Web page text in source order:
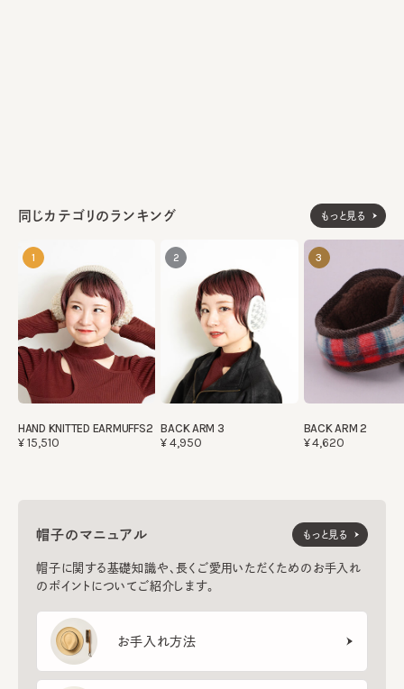
同じカテゴリのランキング もっと見る
1
HAND KNITTED EARMUFFS2
¥15,510
2
BACK ARM 3
¥4,950
3
BACK ARM 2
¥4,620
帽子のマニュアル
帽子に関する基礎知識や、長くご愛用いただくためのお手入れ
のポイントについてご紹介します。
お手入れ方法
もっと見る